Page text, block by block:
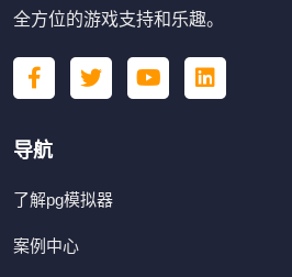
全方位的游戏支持和乐趣。
导航
了解pg模拟器
案例中心